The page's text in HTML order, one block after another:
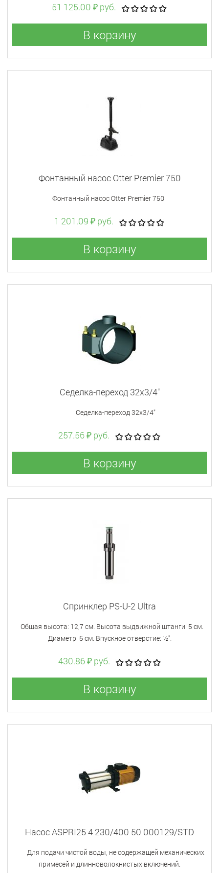
51 125.00 ₽ руб.
В корзину
Фонтанный насос Otter Premier 750
Фонтанный насос Otter Premier 750
1 201.09 ₽ руб.
В корзину
Седелка-переход 32x3/4"
Седелка-переход 32x3/4"
257.56 ₽ руб.
В корзину
Спринклер PS-U-2 Ultra
Общая высота: 12,7 см. Высота выдвижной штанги: 5 см.
Диаметр: 5 см. Впускное отверстие: ½".
430.86 ₽ руб.
В корзину
Насос ASPRI25 4 230/400 50 000129/STD
Для подачи чистой воды, не содержащей механических
примесей и длинноволокнистых включений.